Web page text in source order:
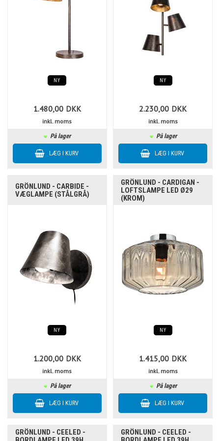
NY
1.480,00 DKK
inkl. moms
På lager
NY
2.230,00 DKK
inkl. moms
På lager
GRÖNLUND - CARBIDE -
VÆGLAMPE (STÅLGRÅ)
NY
1.200,00 DKK
inkl. moms
På lager
GRÖNLUND - CARDIGAN -
LOFTSLAMPE LED Ø29
(KROM)
NY
1.415,00 DKK
inkl. moms
På lager
GRÖNLUND - CEELED -
GRÖNLUND - CEELED -